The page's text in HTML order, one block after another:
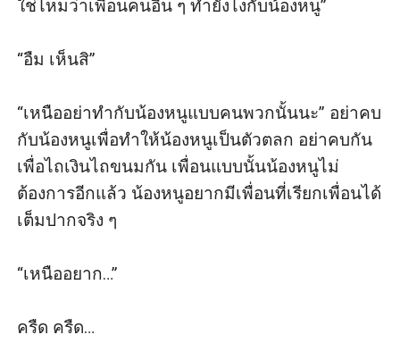
ใช่ไหมว่าเพื่อนคนอื่น ๆ ทำยังไงกับน้องหนู”
“อืม เห็นสิ”
“เหนืออย่าทำกับน้องหนูแบบคนพวกนั้นนะ” อย่าคบ
กับน้องหนูเพื่อทำให้น้องหนูเป็นตัวตลก อย่าคบกัน
เพื่อไถเงินไถขนมกัน เพื่อนแบบนั้นน้องหนูไม่
ต้องการอีกแล้ว น้องหนูอยากมีเพื่อนที่เรียกเพื่อนได้
เต็มปากจริง ๆ
“เหนืออยาก…”
ครืด ครืด…